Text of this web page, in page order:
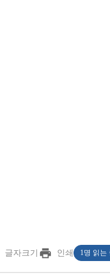
글자크기 print 인쇄 1명 읽는